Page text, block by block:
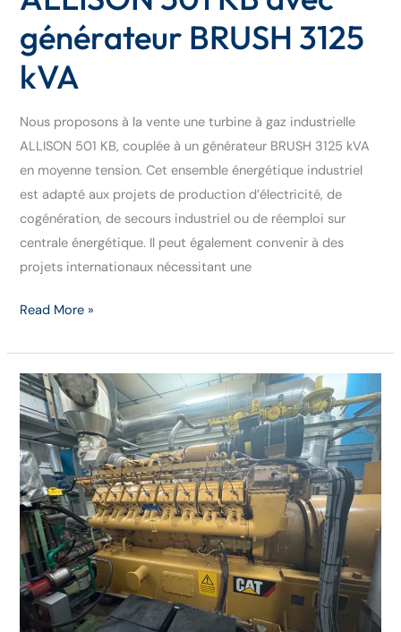
générateur BRUSH 3125
kVA
Nous proposons à la vente une turbine à gaz industrielle
ALLISON 501 KB, couplée à un générateur BRUSH 3125 kVA
en moyenne tension. Cet ensemble énergétique industriel
est adapté aux projets de production d’électricité, de
cogénération, de secours industriel ou de réemploi sur
centrale énergétique. Il peut également convenir à des
projets internationaux nécessitant une
Read More »
Centrale
de
cogénération
CATERPILLAR
CG170
16
1560
kW